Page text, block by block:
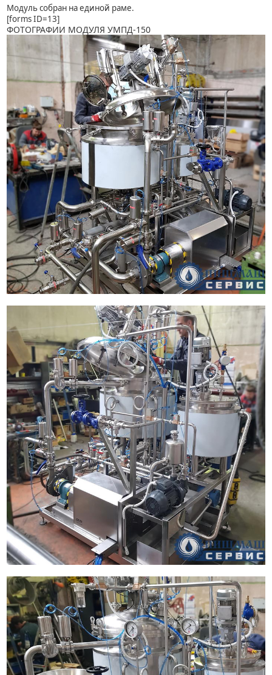
Модуль собран на единой раме.
[forms ID=13]
ФОТОГРАФИИ МОДУЛЯ УМПД-150